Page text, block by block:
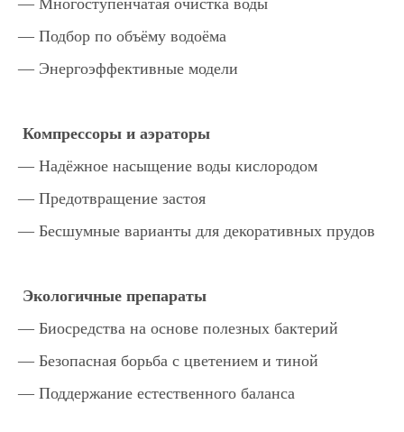
— Многоступенчатая очистка воды
— Подбор по объёму водоёма
— Энергоэффективные модели
Компрессоры и аэраторы
— Надёжное насыщение воды кислородом
— Предотвращение застоя
— Бесшумные варианты для декоративных прудов
Экологичные препараты
— Биосредства на основе полезных бактерий
— Безопасная борьба с цветением и тиной
— Поддержание естественного баланса